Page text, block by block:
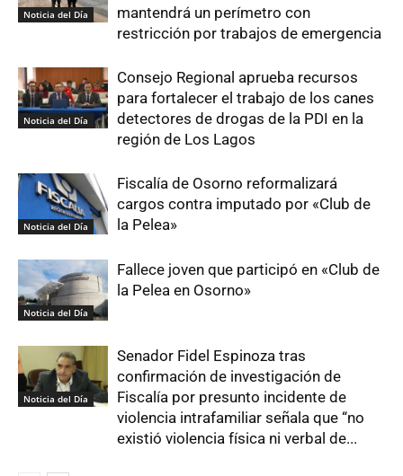
Noticia del Día
mantendrá un perímetro con
restricción por trabajos de emergencia
Noticia del Día
Consejo Regional aprueba recursos
para fortalecer el trabajo de los canes
detectores de drogas de la PDI en la
región de Los Lagos
Noticia del Día
Fiscalía de Osorno reformalizará
cargos contra imputado por «Club de
la Pelea»
Noticia del Día
Fallece joven que participó en «Club de
la Pelea en Osorno»
Noticia del Día
Senador Fidel Espinoza tras
confirmación de investigación de
Fiscalía por presunto incidente de
violencia intrafamiliar señala que “no
existió violencia física ni verbal de...